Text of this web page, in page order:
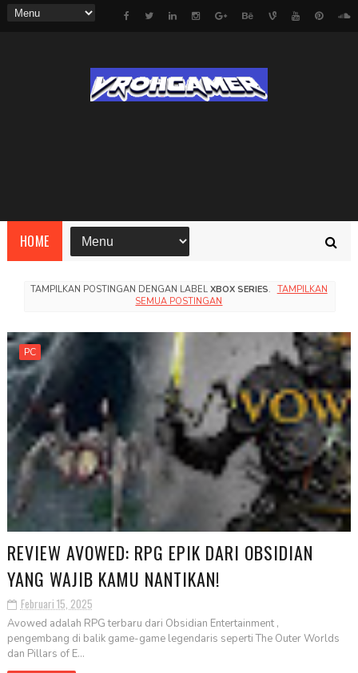
HOME
TAMPILKAN POSTINGAN DENGAN LABELXBOX SERIES. TAMPILKAN
SEMUA POSTINGAN
PC
REVIEW AVOWED: RPG EPIK DARI OBSIDIAN
YANG WAJIB KAMU NANTIKAN!
Februari 15, 2025
Avowed adalah RPG terbaru dari Obsidian Entertainment ,
pengembang di balik game-game legendaris seperti The Outer Worlds
dan Pillars of E...